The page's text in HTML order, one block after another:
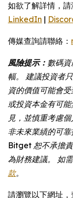
如欲了解詳情，請
LinkedIn |
傳媒查詢請聯絡：
風險提示： 數碼
幅。 建議投資者
資的價值可能會
或投資本金有可
見，並慎重考慮
非未來業績的可
Bitget 恕不承擔
為財務建議。 如
款。
請瀏覽以下網址，